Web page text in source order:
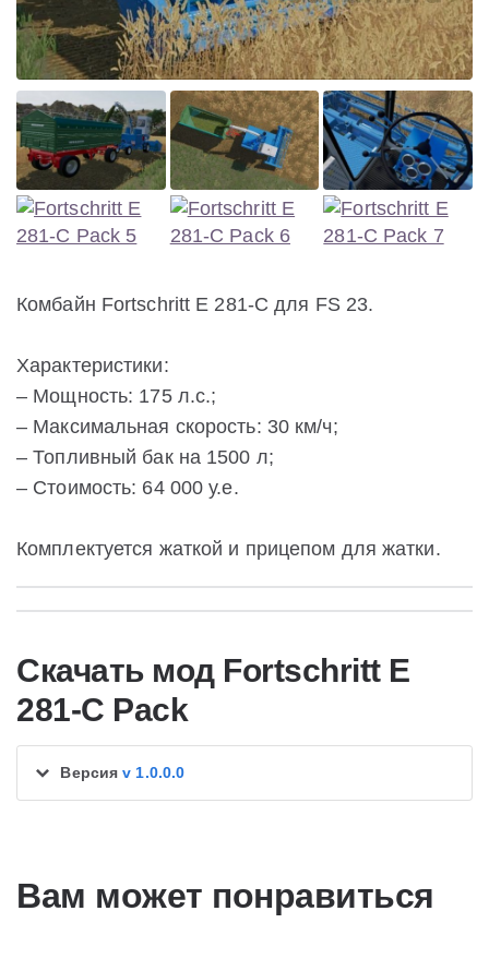
Комбайн Fortschritt E 281-C для FS 23.
Характеристики:
– Мощность: 175 л.с.;
– Максимальная скорость: 30 км/ч;
– Топливный бак на 1500 л;
– Стоимость: 64 000 у.е.
Комплектуется жаткой и прицепом для жатки.
Скачать мод Fortschritt E
281-C Pack
Версияv 1.0.0.0
Вам может понравиться